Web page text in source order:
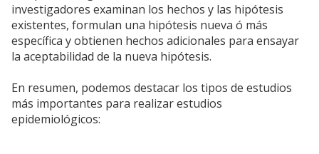
investigadores examinan los hechos y las hipótesis
existentes, formulan una hipótesis nueva ó más
específica y obtienen hechos adicionales para ensayar
la aceptabilidad de la nueva hipótesis.
En resumen, podemos destacar los tipos de estudios
más importantes para realizar estudios
epidemiológicos: